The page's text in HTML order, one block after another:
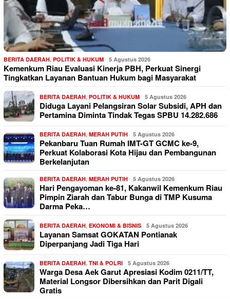
BERITA DAERAH, POLITIK & HUKUM 5 Agustus 2026
Kemenkum Riau Evaluasi Kinerja PBH, Perkuat Sinergi
Tingkatkan Layanan Bantuan Hukum bagi Masyarakat
BERITA DAERAH, POLITIK & HUKUM 5 Agustus 2026
Diduga Layani Pelangsiran Solar Subsidi, APH dan
Pertamina Diminta Tindak Tegas SPBU 14.282.686
BERITA DAERAH, MERAH PUTIH 5 Agustus 2026
Pekanbaru Tuan Rumah IMT-GT GCMC ke-9,
Perkuat Kolaborasi Kota Hijau dan Pembangunan
Berkelanjutan
BERITA DAERAH, MERAH PUTIH 5 Agustus 2026
Hari Pengayoman ke-81, Kakanwil Kemenkum Riau
Pimpin Ziarah dan Tabur Bunga di TMP Kusuma
Darma Peka…
BERITA DAERAH, EKONOMI & BISNIS 5 Agustus 2026
Layanan Samsat GOKATAN Pontianak
Diperpanjang Jadi Tiga Hari
BERITA DAERAH, TNI & POLRI 5 Agustus 2026
Warga Desa Aek Garut Apresiasi Kodim 0211/TT,
Material Longsor Dibersihkan dan Parit Digali
Gratis